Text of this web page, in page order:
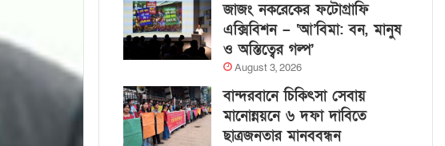
জাজং নকরেকের ফটোগ্রাফি
এক্সিবিশন – ‘আ’বিমা: বন, মানুষ
ও অস্তিত্বের গল্প’
August 3, 2026
বান্দরবানে চিকিৎসা সেবায়
মানোন্নয়নে ৬ দফা দাবিতে
ছাত্রজনতার মানববন্ধন